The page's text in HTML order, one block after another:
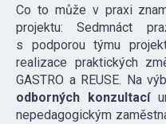
Co to může v praxi
projektu: Sedmnáct
s podporou týmu
realizace praktických
GASTRO a REUSE. Na
odborných konzultací
nepedagogickým